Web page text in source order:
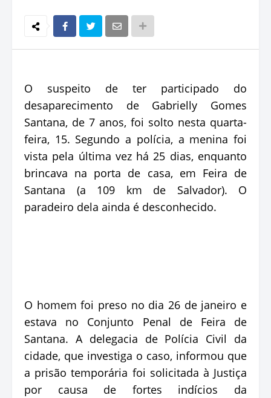
O suspeito de ter participado do
desaparecimento de Gabrielly Gomes
Santana, de 7 anos, foi solto nesta quarta-
feira, 15. Segundo a polícia, a menina foi
vista pela última vez há 25 dias, enquanto
brincava na porta de casa, em Feira de
Santana (a 109 km de Salvador). O
paradeiro dela ainda é desconhecido.
O homem foi preso no dia 26 de janeiro e
estava no Conjunto Penal de Feira de
Santana. A delegacia de Polícia Civil da
cidade, que investiga o caso, informou que
a prisão temporária foi solicitada à Justiça
por causa de fortes indícios da